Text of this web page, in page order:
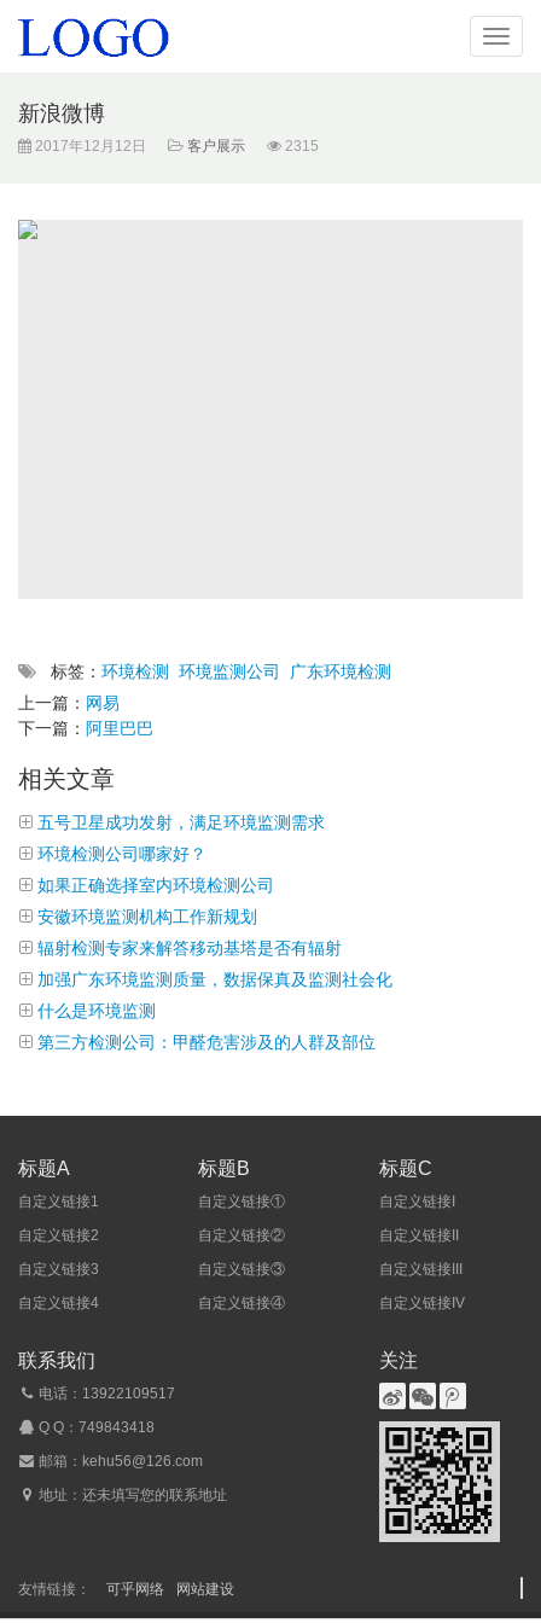
导
新浪微博
2017年12月12日 客户展示 2315
标签： 环境检测 环境监测公司
广东环境检测
上一篇： 网易
下一篇： 阿里巴巴
相关文章
五号卫星成功发射，满足环境监测需求
环境检测公司哪家好？
如果正确选择室内环境检测公司
安徽环境监测机构工作新规划
辐射检测专家来解答移动基塔是否有辐射
加强广东环境监测质量，数据保真及监测社会化
什么是环境监测
第三方检测公司：甲醛危害涉及的人群及部位
标题A
自定义链接1
自定义链接2
自定义链接3
自定义链接4
标题B
自定义链接①
自定义链接②
自定义链接③
自定义链接④
标题C
自定义链接I
自定义链接II
自定义链接III
自定义链接IV
联系我们
电话：13922109517
Q Q： 749843418
邮箱：kehu56@126.com
地址：还未填写您的联系地址
关注
友情链接： 可乎网络 网站建设